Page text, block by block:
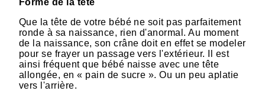
Que la tête de votre bébé ne soit pas parfaitement
ronde à sa naissance, rien d'anormal. Au moment
de la naissance, son crâne doit en effet se modeler
pour se frayer un passage vers l'extérieur. Il est
ainsi fréquent que bébé naisse avec une tête
allongée, en « pain de sucre ». Ou un peu aplatie
vers l'arrière.